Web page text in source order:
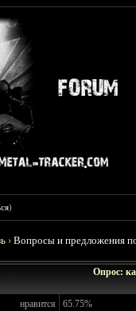
)
›Вопросы и предложения
Опрос:
нравится
65.75%